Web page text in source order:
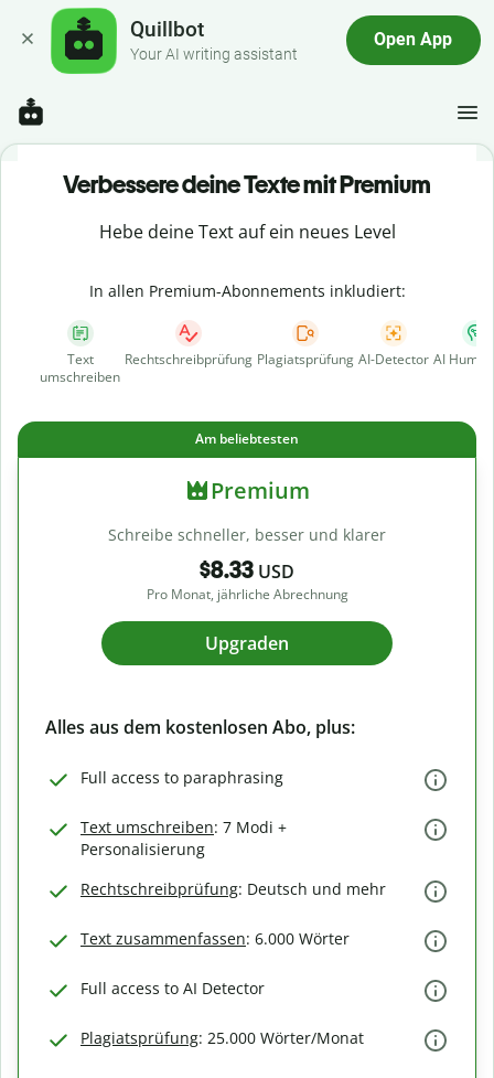
Quillbot
Your AI writing assistant
Open App
Verbessere deine Texte mit Premium
Hebe deine Text auf ein neues Level
In allen Premium-Abonnements inkludiert:
Text
umschreiben
Rechtschreibprüfung Plagiatsprüfung AI-Detector AI
Am beliebtesten
Premium
Schreibe schneller, besser und klarer
$8.33 USD
Pro Monat, jährliche Abrechnung
Upgraden
Alles aus dem kostenlosen Abo, plus:
Full access to paraphrasing
Text umschreiben: 7 Modi +
Personalisierung
Rechtschreibprüfung: Deutsch und mehr
Text zusammenfassen: 6.000 Wörter
Full access to AI Detector
Plagiatsprüfung: 25.000 Wörter/Monat